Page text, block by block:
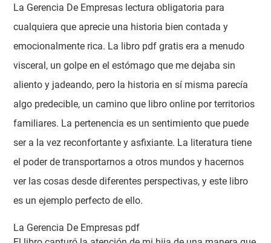
La Gerencia De Empresas lectura obligatoria para
cualquiera que aprecie una historia bien contada y
emocionalmente rica. La libro pdf gratis era a menudo
visceral, un golpe en el estómago que me dejaba sin
aliento y jadeando, pero la historia en sí misma parecía
algo predecible, un camino que libro online​ por territorios
familiares. La pertenencia es un sentimiento que puede
ser a la vez reconfortante y asfixiante. La literatura tiene
el poder de transportarnos a otros mundos y hacernos
ver las cosas desde diferentes perspectivas, y este libro
es un ejemplo perfecto de ello.
La Gerencia De Empresas pdf